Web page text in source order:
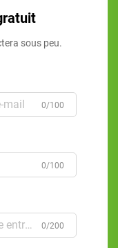
sous peu.
0/100
0/100
0/200